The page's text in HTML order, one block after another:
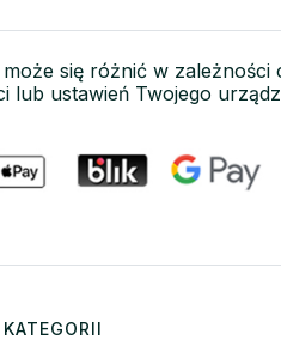
się różnić w zależności
lub ustawień Twojego